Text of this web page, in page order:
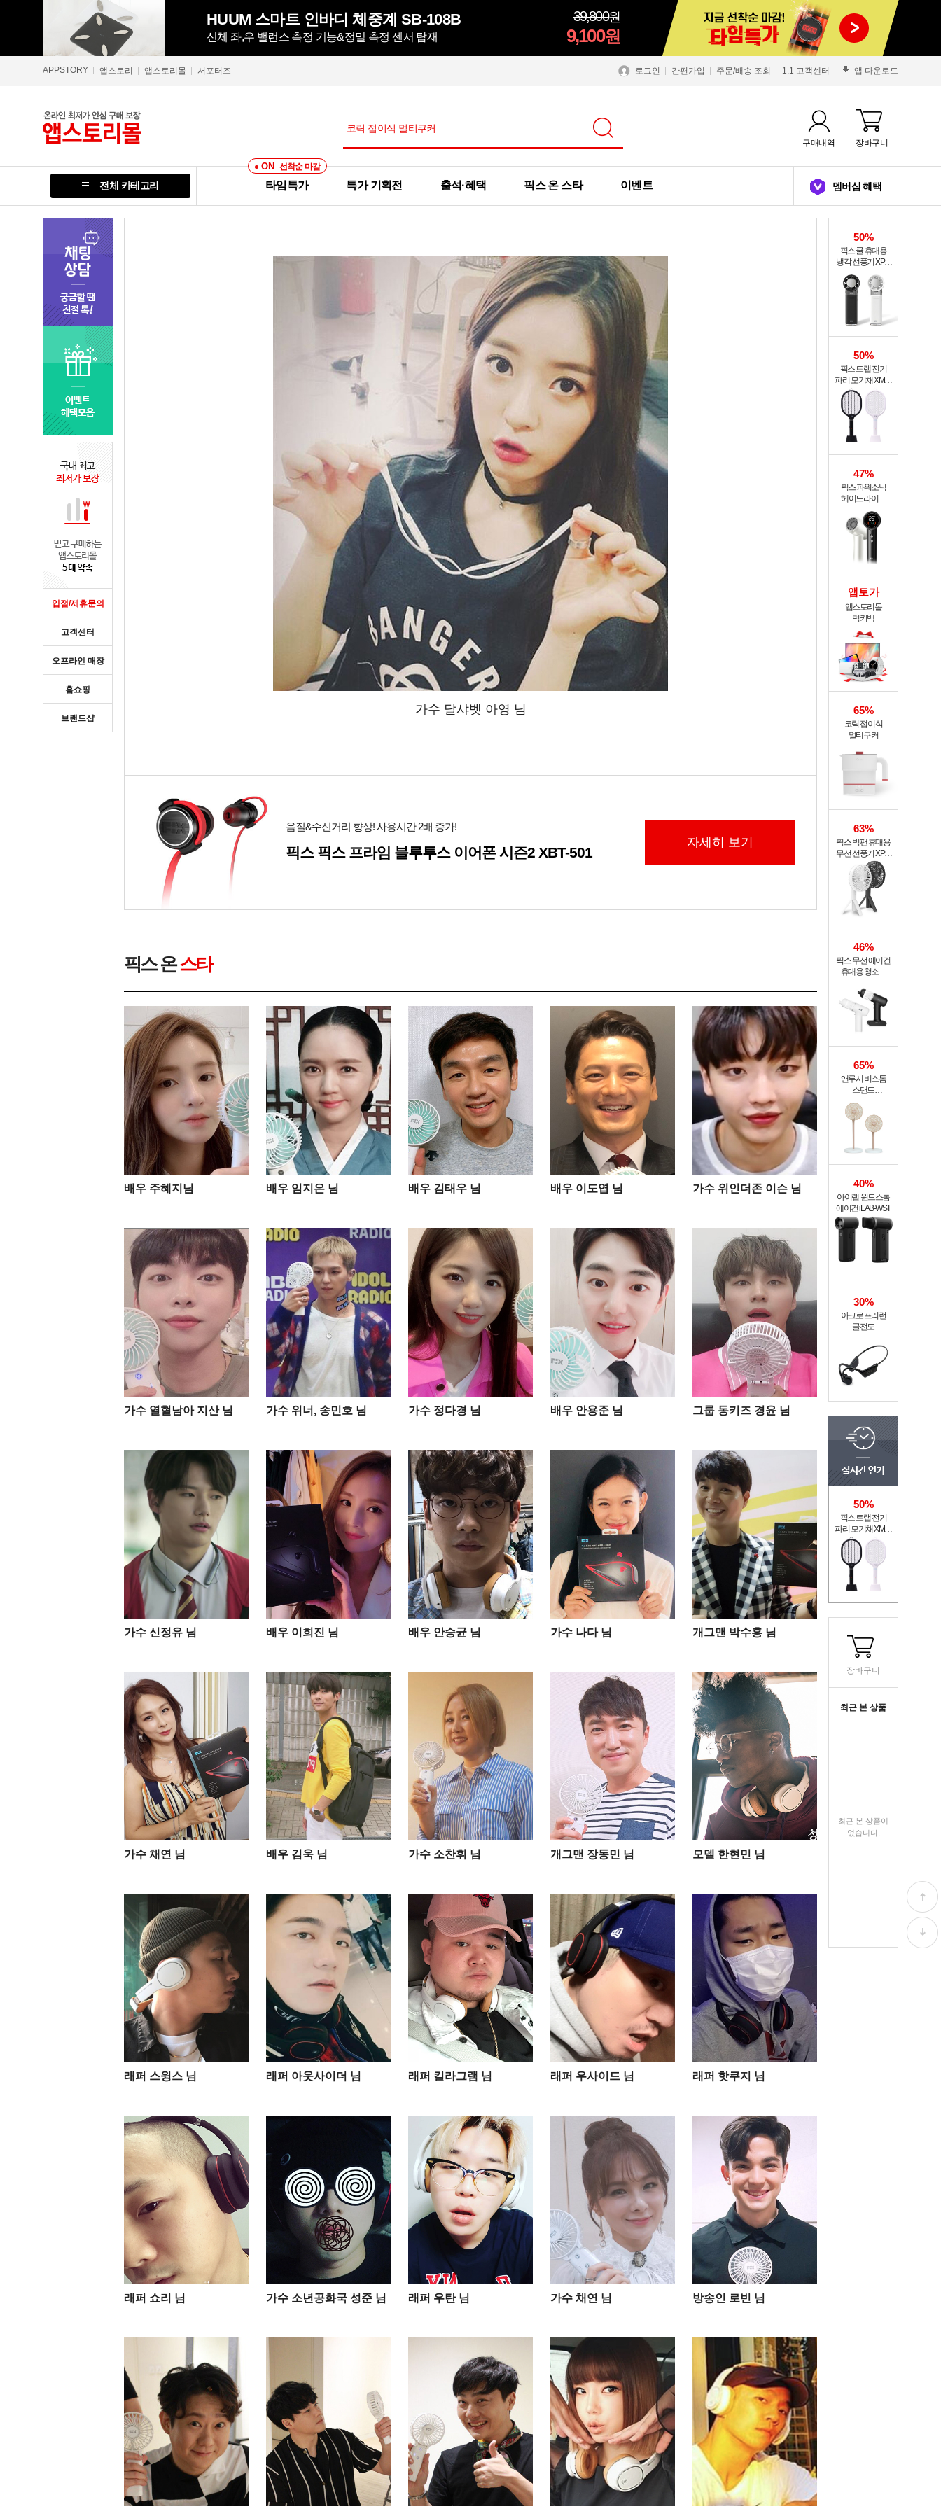
HUUM 스마트 인바디 체중계 SB-108B
신체 좌,우 밸런스 측정 기능&정밀 측정 센서 탑재
39,800원
9,100원
APPSTORY 앱스토리 앱스토리몰 서포터즈 로그인 간편가입 주문/배송 조회 1:1 고객센터 앱 다운로드
구매내역 장바구니
전체 카테고리
ON 선착순 마감
타임특가 특가 기획전 출석·혜택 픽스 온 스타 이벤트 멤버십 혜택
가수 달샤벳 아영 님
음질&수신거리 향상! 사용시간 2배 증가!
픽스 픽스 프라임 블루투스 이어폰 시즌2 XBT-501
자세히 보기
픽스 온스타
배우 주혜지님 배우 임지은 님 배우 김태우 님 배우 이도엽 님 가수 위인더존 이슨 님
가수 열혈남아 지산 님 가수 위너, 송민호 님 가수 정다경 님 배우 안용준 님 그룹 동키즈 경윤 님
가수 신정유 님 배우 이희진 님 배우 안승균 님 가수 나다 님 개그맨 박수홍 님
가수 채연 님 배우 김욱 님​ 가수 소찬휘 님 개그맨 장동민 님 모델 한현민 님
래퍼 스윙스 님 래퍼 아웃사이더 님 래퍼 킬라그램 님 래퍼 우사이드 님 래퍼 핫쿠지 님
래퍼 쇼리 님 가수 소년공화국 성준 님 래퍼 우탄 님 가수 채연 님 방송인 로빈 님
입점/제휴문의
고객센터
오프라인 매장
홈쇼핑
브랜드샵
50%
픽스 쿨 휴대용
냉각 선풍기 XPF-
50%
픽스 트랩 전기
파리 모기채 XMR-
301
47%
픽스 파워소닉
헤어드라이기
XHS-702
앱토가
앱스토리몰
럭키백
65%
코릭 접이식
멀티쿠커
63%
픽스 빅팬 휴대용
무선 선풍기 XPF-
702
46%
픽스 무선 에어건
휴대용 청소기
65%
앤루시 비스톰
스탠드
써큘레이터 ASF-
200A
40%
아이랩 윈드스톰
에어건 iLAB-WST
30%
아크로 프리런
골전도
50%
픽스 트랩 전기
파리 모기채 XMR-
301
장바구니
최근 본 상품
최근 본 상품이
없습니다.